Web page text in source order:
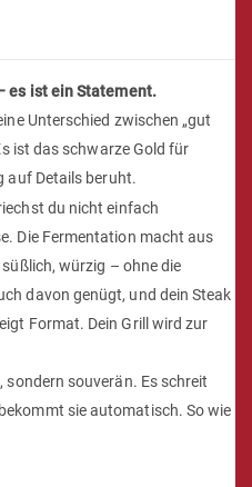
es ist ein Statement.
Unterschied zwischen „gut
ist das schwarze Gold für
auf Details beruht.
du nicht einfach
Die Fermentation macht aus
würzig – ohne die
davon genügt, und dein Steak
Format. Dein Grill wird zur
sondern souverän. Es schreit
sie automatisch. So wie